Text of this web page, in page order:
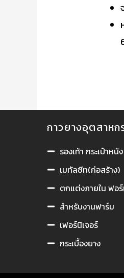
กาวยางอุตสาหก
รองเท้า กระเป๋าหนัง
เมทัลชีท(ก่อสร้าง)
ตกแต่งภายใน ฟอร์
สำหรับงานฟาร์ม
เฟอร์นิเจอร์
กระเบื้องยาง